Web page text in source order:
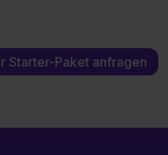
Starter-Paket anfragen